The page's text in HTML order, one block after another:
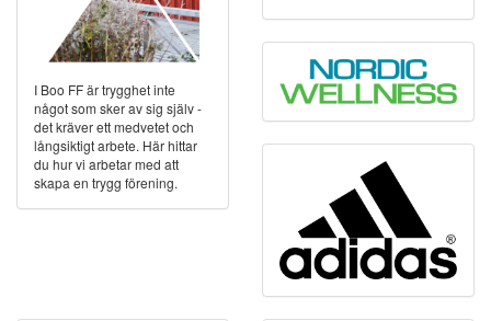
I Boo FF är trygghet inte
något som sker av sig själv -
det kräver ett medvetet och
långsiktigt arbete. Här hittar
du hur vi arbetar med att
skapa en trygg förening.